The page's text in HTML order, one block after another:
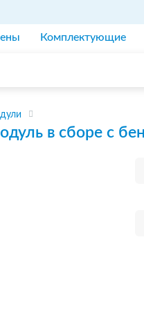
Комплектующие
в сборе с